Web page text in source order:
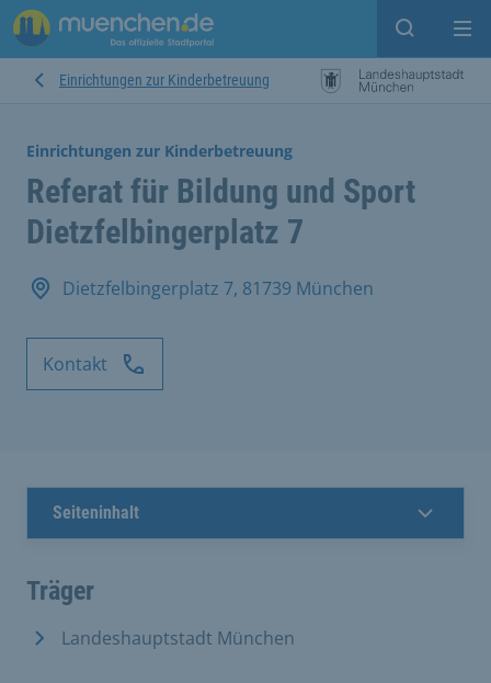
Suche
Einrichtungen zur Kinderbetreuung
Einrichtungen zur Kinderbetreuung
Referat für Bildung und Sport
Dietzfelbingerplatz 7
Dietzfelbingerplatz 7, 81739 München
Kontakt
Seiteninhalt
Träger
Landeshauptstadt München